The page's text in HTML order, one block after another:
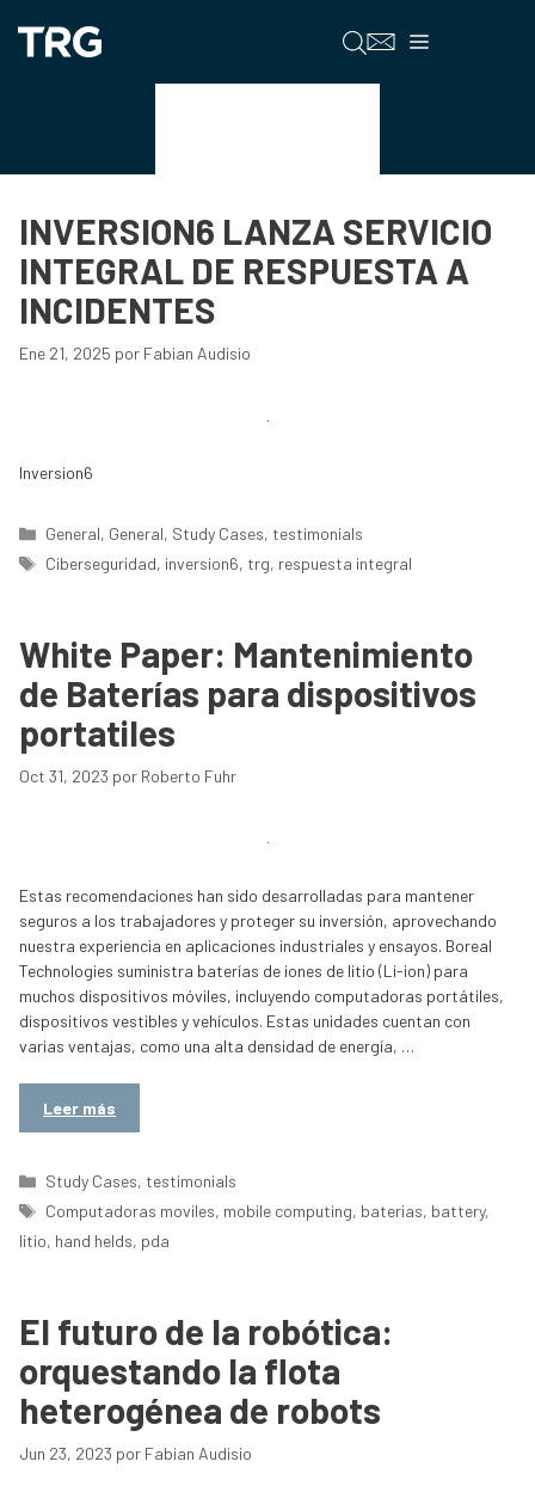
contenido
Menú
INVERSION6 LANZA SERVICIO
INTEGRAL DE RESPUESTA A
INCIDENTES
Ene 21, 2025 por Fabian Audisio
Inversion6
Categorías
General, General, Study Cases, testimonials
Etiquetas
Ciberseguridad, inversion6, trg, respuesta integral
White Paper: Mantenimiento
de Baterías para dispositivos
portatiles
Oct 31, 2023 por Roberto Fuhr
Estas recomendaciones han sido desarrolladas para mantener
seguros a los trabajadores y proteger su inversión, aprovechando
nuestra experiencia en aplicaciones industriales y ensayos. Boreal
Technologies suministra baterías de iones de litio (Li-ion) para
muchos dispositivos móviles, incluyendo computadoras portátiles,
dispositivos vestibles y vehículos. Estas unidades cuentan con
varias ventajas, como una alta densidad de energía, …
Leer más
Categorías
Study Cases, testimonials
Etiquetas
Computadoras moviles, mobile computing, baterias, battery,
litio, hand helds, pda
El futuro de la robótica:
orquestando la flota
heterogénea de robots
Jun 23, 2023 por Fabian Audisio